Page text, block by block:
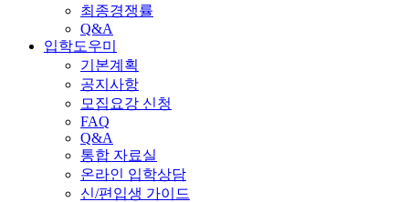
최종경쟁률
Q&A
입학도우미
기본계획
공지사항
모집요강 신청
FAQ
Q&A
통합 자료실
온라인 입학상담
신/편입생 가이드